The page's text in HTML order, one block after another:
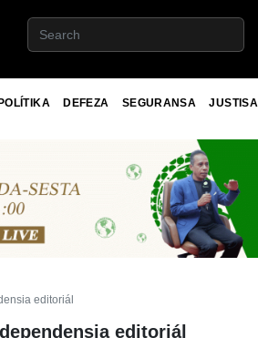
DEFEZA SEGURANSA JUSTISA
editoriál
editoriál